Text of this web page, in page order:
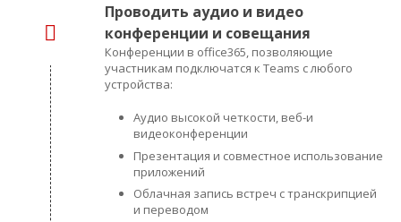
Проводить аудио и видео
конференции и совещания
Конференции в office365, позволяющие
участникам подключатся к Teams с любого
устройства:
Аудио высокой четкости, веб-и
видеоконференции
Презентация и совместное использование
приложений
Облачная запись встреч с транскрипцией
и переводом